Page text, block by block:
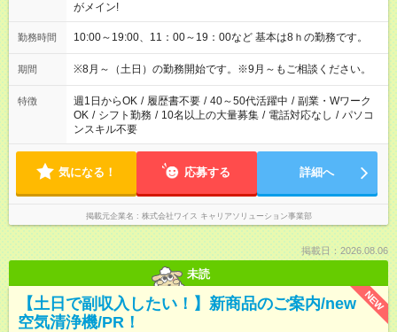
がメイン!
勤務時間 10:00～19:00、11：00～19：00など 基本は8ｈの勤務です。
期間 ※8月～（土日）の勤務開始です。※9月～もご相談ください。
特徴 週1日からOK / 履歴書不要 / 40～50代活躍中 / 副業・Wワーク
OK / シフト勤務 / 10名以上の大量募集 / 電話対応なし / パソコ
ンスキル不要
気になる！ 応募する 詳細へ
掲載元企業名 株式会社ワイス キャリアソリューション事業部
掲載日：2026.08.06
未読
NEW
【土日で副収入したい！】新商品のご案内/new
空気清浄機/PR！